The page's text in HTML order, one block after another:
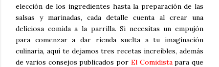
elección de los ingredientes hasta la preparación de las
salsas y marinadas, cada detalle cuenta al crear una
deliciosa comida a la parrilla. Si necesitas un empujón
para comenzar a dar rienda suelta a tu imaginación
culinaria, aquí te dejamos tres recetas increíbles, además
de varios consejos publicados por El Comidistapara que